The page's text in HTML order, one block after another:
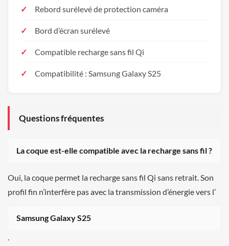
Rebord surélevé de protection caméra
Bord d’écran surélevé
Compatible recharge sans fil Qi
Compatibilité : Samsung Galaxy S25
Questions fréquentes
La coque est-elle compatible avec la recharge sans fil ?
Oui, la coque permet la recharge sans fil Qi sans retrait. Son
profil fin n’interfère pas avec la transmission d’énergie vers l’
Samsung Galaxy S25